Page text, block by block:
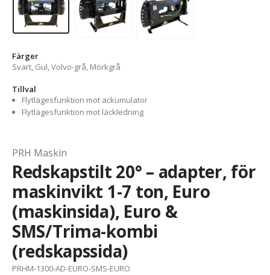
Färger
Svart, Gul, Volvo-grå, Mörkgrå
Tillval
Flytlägesfunktion mot ackumulator
Flytlägesfunktion mot läckledning
PRH Maskin
Redskapstilt 20° – adapter, för
maskinvikt 1-7 ton, Euro
(maskinsida), Euro &
SMS/Trima-kombi
(redskapssida)
PRHM-1300-AD-EURO-SMS-EURO